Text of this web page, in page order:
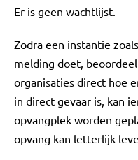
Er is geen wachtlijst.
Zodra een instantie
melding doet,
organisaties direct hoe
in direct gevaar is, kan
opvangplek worden
opvang kan letterlijk